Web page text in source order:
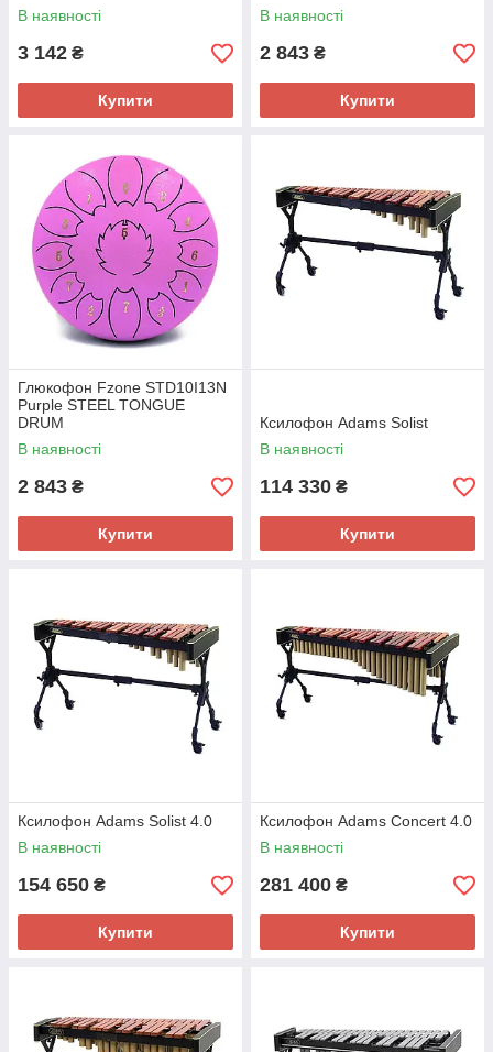
В наявності
3 142 ₴
Купити
В наявності
2 843 ₴
Купити
Глюкофон Fzone STD10I13N
Purple STEEL TONGUE
DRUM
В наявності
2 843 ₴
Купити
Ксилофон Adams Solist
В наявності
114 330 ₴
Купити
Ксилофон Adams Solist 4.0
В наявності
154 650 ₴
Купити
Ксилофон Adams Concert 4.0
В наявності
281 400 ₴
Купити